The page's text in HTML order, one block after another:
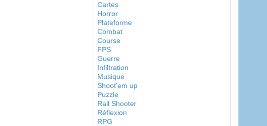
Cartes
Horror
Plateforme
Combat
Course
FPS
Guerre
Infiltration
Musique
Shoot'em up
Puzzle
Rail Shooter
Réflexion
RPG